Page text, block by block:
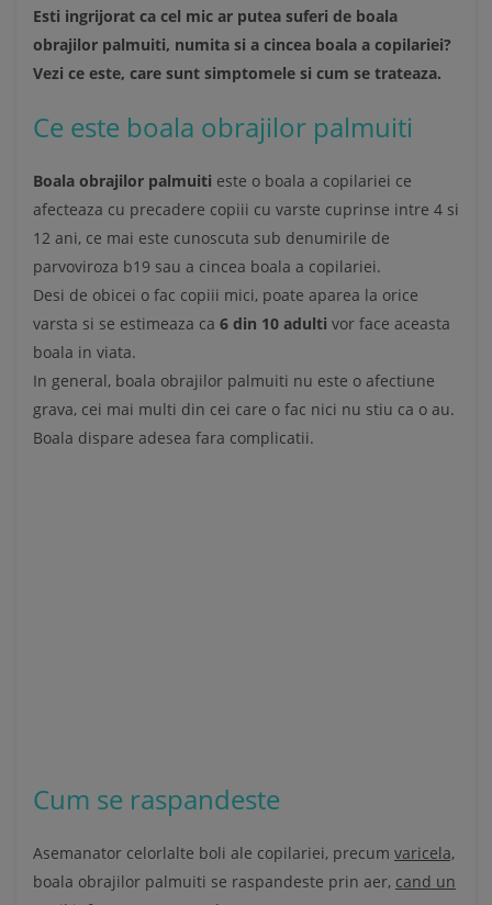
Esti ingrijorat ca cel mic ar putea suferi de boala
obrajilor palmuiti, numita si a cincea boala a copilariei?
Vezi ce este, care sunt simptomele si cum se trateaza.
Ce este boala obrajilor palmuiti
Boala obrajilor palmuiti este o boala a copilariei ce
afecteaza cu precadere copiii cu varste cuprinse intre 4 si
12 ani, ce mai este cunoscuta sub denumirile de
parvoviroza b19 sau a cincea boala a copilariei.
Desi de obicei o fac copiii mici, poate aparea la orice
varsta si se estimeaza ca 6 din 10 adulti vor face aceasta
boala in viata.
In general, boala obrajilor palmuiti nu este o afectiune
grava, cei mai multi din cei care o fac nici nu stiu ca o au.
Boala dispare adesea fara complicatii.
Cum se raspandeste
Asemanator celorlalte boli ale copilariei, precum varicela,
boala obrajilor palmuiti se raspandeste prin aer, cand un